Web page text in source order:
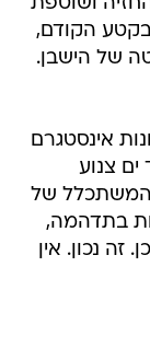
הקודם,
של הישבן.
אינסטגרם
צנוע
המשתכלל של
בתדהמה,
זה נכון. אין